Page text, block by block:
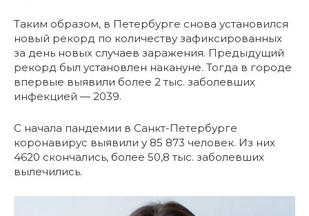
Таким образом, в Петербурге снова установился
новый рекорд по количеству зафиксированных
за день новых случаев заражения. Предыдущий
рекорд был установлен накануне. Тогда в городе
впервые выявили более 2 тыс. заболевших
инфекцией — 2039.
С начала пандемии в Санкт-Петербурге
коронавирус выявили у 85 873 человек. Из них
4620 скончались, более 50,8 тыс. заболевших
вылечились.